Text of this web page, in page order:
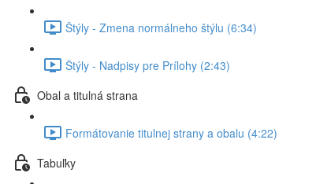
Štýly - Zmena normálneho štýlu (6:34)
Štýly - Nadpisy pre Prílohy (2:43)
Obal a titulná strana
Formátovanie titulnej strany a obalu (4:22)
Tabuľky